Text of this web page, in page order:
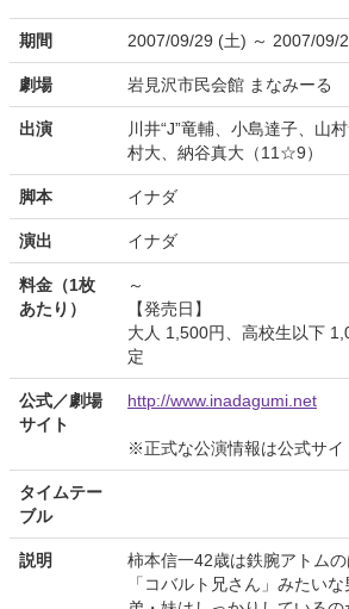
期間 2007/09/29 (土) ～ 2007/09/
劇場 岩見沢市民会館 まなみーる
出演
川井“J”竜輔、小島達子、山
村大、納谷真大（11☆9）
脚本 イナダ
演出 イナダ
料金（1枚
あたり）
～
【発売日】
大人 1,500円、高校生以下
定
公式／劇場
サイト
http://www.inadagumi.net
※正式な公演情報は公式サイ
タイムテー
ブル
説明
柿本信一42歳は鉄腕アトム
「コバルト兄さん」みたいな